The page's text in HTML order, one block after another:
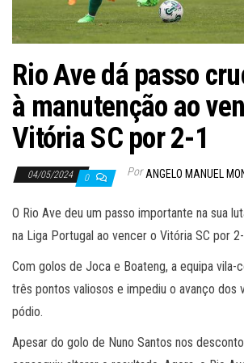
Rio Ave dá passo
à manutenção ao
Vitória SC por 2-1
04/05/2024 0 Por ANGELO MANUEL
O Rio Ave deu um passo importante na sua
na Liga Portugal ao vencer o Vitória SC por
Com golos de Joca e Boateng, a equipa vila-
três pontos valiosos e impediu o avanço dos
pódio.
Apesar do golo de Nuno Santos nos